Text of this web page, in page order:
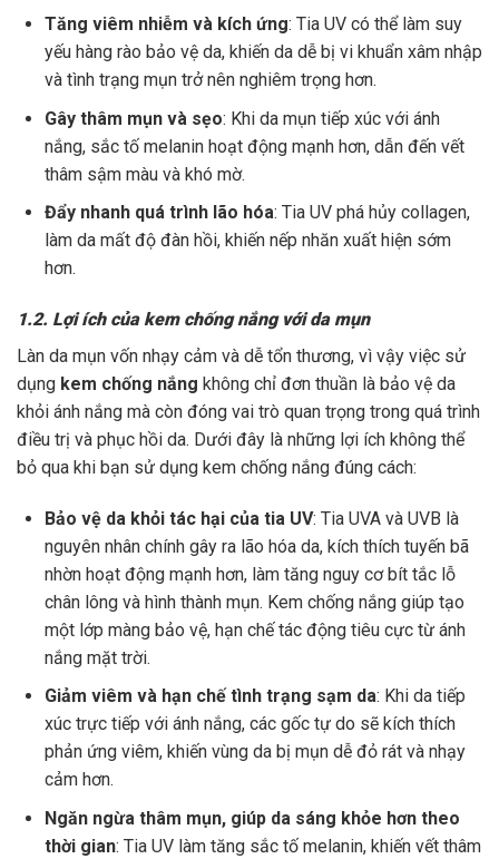
Tăng viêm nhiễm và kích ứng: Tia UV có thể làm suy
yếu hàng rào bảo vệ da, khiến da dễ bị vi khuẩn xâm nhập
và tình trạng mụn trở nên nghiêm trọng hơn.
Gây thâm mụn và sẹo: Khi da mụn tiếp xúc với ánh
nắng, sắc tố melanin hoạt động mạnh hơn, dẫn đến vết
thâm sậm màu và khó mờ.
Đẩy nhanh quá trình lão hóa: Tia UV phá hủy collagen,
làm da mất độ đàn hồi, khiến nếp nhăn xuất hiện sớm
hơn.
1.2. Lợi ích của kem chống nắng với da mụn
Làn da mụn vốn nhạy cảm và dễ tổn thương, vì vậy việc sử
dụng kem chống nắng không chỉ đơn thuần là bảo vệ da
khỏi ánh nắng mà còn đóng vai trò quan trọng trong quá trình
điều trị và phục hồi da. Dưới đây là những lợi ích không thể
bỏ qua khi bạn sử dụng kem chống nắng đúng cách:
Bảo vệ da khỏi tác hại của tia UV: Tia UVA và UVB là
nguyên nhân chính gây ra lão hóa da, kích thích tuyến bã
nhờn hoạt động mạnh hơn, làm tăng nguy cơ bít tắc lỗ
chân lông và hình thành mụn. Kem chống nắng giúp tạo
một lớp màng bảo vệ, hạn chế tác động tiêu cực từ ánh
nắng mặt trời.
Giảm viêm và hạn chế tình trạng sạm da: Khi da tiếp
xúc trực tiếp với ánh nắng, các gốc tự do sẽ kích thích
phản ứng viêm, khiến vùng da bị mụn dễ đỏ rát và nhạy
cảm hơn.
Ngăn ngừa thâm mụn, giúp da sáng khỏe hơn theo
thời gian: Tia UV làm tăng sắc tố melanin, khiến vết thâm